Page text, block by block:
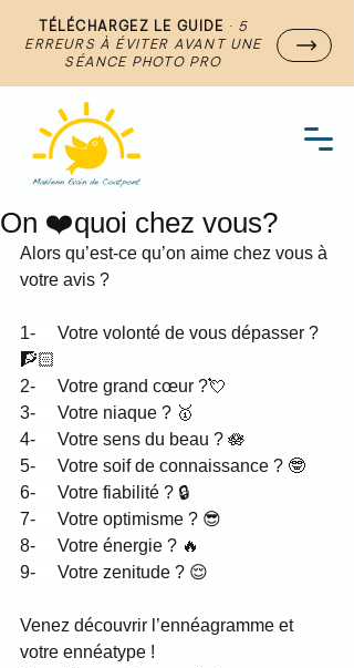
TÉLÉCHARGEZ LE GUIDE · 5
ERREURS À ÉVITER AVANT UNE
SÉANCE PHOTO PRO
On ❤️quoi chez vous?
Alors qu’est-ce qu’on aime chez vous à
votre avis ?
1-     Votre volonté de vous dépasser ?
🧗🏻‍
2-     Votre grand cœur ?💘
3-     Votre niaque ? 🥇
4-     Votre sens du beau ? 🪷
5-     Votre soif de connaissance ? 🤓
6-     Votre fiabilité ? 🔒
7-     Votre optimisme ? 😎
8-     Votre énergie ? 🔥
9-     Votre zenitude ? 😌
Venez découvrir l’ennéagramme et
votre ennéatype !